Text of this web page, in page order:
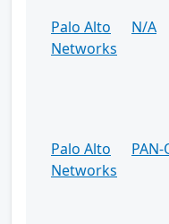
Palo Alto
Networks
N/A
Palo Alto
Networks
PAN-